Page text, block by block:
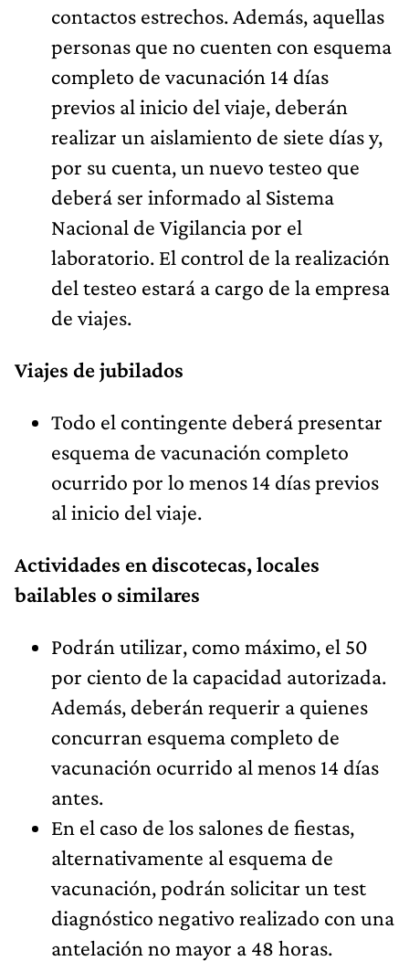
contactos estrechos. Además, aquellas
personas que no cuenten con esquema
completo de vacunación 14 días
previos al inicio del viaje, deberán
realizar un aislamiento de siete días y,
por su cuenta, un nuevo testeo que
deberá ser informado al Sistema
Nacional de Vigilancia por el
laboratorio. El control de la realización
del testeo estará a cargo de la empresa
de viajes.
Viajes de jubilados
Todo el contingente deberá presentar
esquema de vacunación completo
ocurrido por lo menos 14 días previos
al inicio del viaje.
Actividades en discotecas, locales
bailables o similares
Podrán utilizar, como máximo, el 50
por ciento de la capacidad autorizada.
Además, deberán requerir a quienes
concurran esquema completo de
vacunación ocurrido al menos 14 días
antes.
En el caso de los salones de fiestas,
alternativamente al esquema de
vacunación, podrán solicitar un test
diagnóstico negativo realizado con una
antelación no mayor a 48 horas.